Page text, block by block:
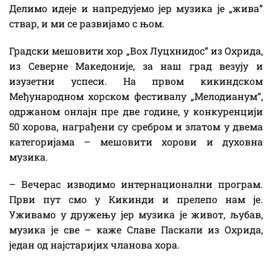
Делимо идеје и напредујемо јер музика је „жива“
ствар, и ми се развијамо с њом.
Градски мешовити хор „Воx Лyцхнидос“ из Охрида,
из Северне Македоније, за наш град везују и
изузетни успеси. На првом кикиндском
Међународном хорском фестивалу „Мелодианум“,
одржаном онлајн пре две године, у конкуренцији
50 хорова, награђени су сребром и златом у двема
категоријама – мешовити хорови и духовна
музика.
– Вечерас изводимо интернационални програм.
Први пут смо у Кикинди и прелепо нам је.
Уживамо у дружењу јер музика је живот, љубав,
музика је све – каже Славе Паскали из Охрида,
један од најстаријих чланова хора.